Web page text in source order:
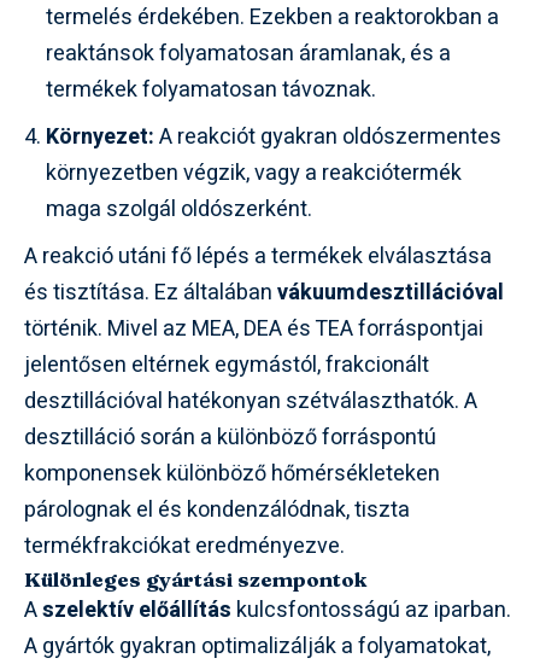
termelés érdekében. Ezekben a reaktorokban a
reaktánsok folyamatosan áramlanak, és a
termékek folyamatosan távoznak.
Környezet:A reakciót gyakran oldószermentes
környezetben végzik, vagy a reakciótermék
maga szolgál oldószerként.
A reakció utáni fő lépés a termékek elválasztása
és tisztítása. Ez általábanvákuumdesztillációval
történik. Mivel az MEA, DEA és TEA forráspontjai
jelentősen eltérnek egymástól, frakcionált
desztillációval hatékonyan szétválaszthatók. A
desztilláció során a különböző forráspontú
komponensek különböző hőmérsékleteken
párolognak el és kondenzálódnak, tiszta
termékfrakciókat eredményezve.
Különleges gyártási szempontok
Aszelektív előállítás kulcsfontosságú az iparban.
A gyártók gyakran optimalizálják a folyamatokat,